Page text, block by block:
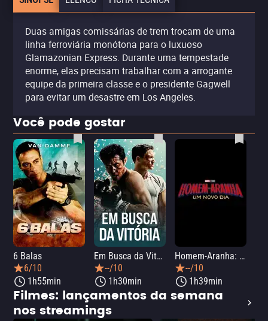
Duas amigas comissárias de trem trocam de uma
linha ferroviária monótona para o luxuoso
Glamazonian Express. Durante uma tempestade
enorme, elas precisam trabalhar com a arrogante
equipe da primeira classe e o presidente Gagwell
para evitar um desastre em Los Angeles.
Você pode gostar
6 Balas
6/10
1h55min
Em Busca da Vitória
--/10
1h30min
Homem-Aranha: Um Novo Dia
--/10
1h39min
Filmes: lançamentos da semana
nos streamings